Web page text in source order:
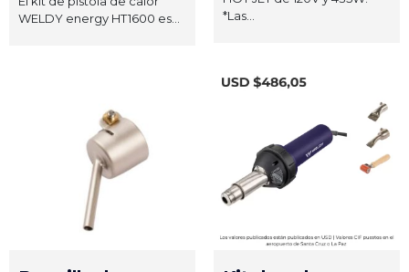
WELDY energy HT1600 es...
*Las...